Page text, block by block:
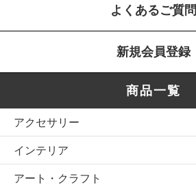
よくあるご質問
新規会員登録
商品一覧
アクセサリー
インテリア
アート・クラフト